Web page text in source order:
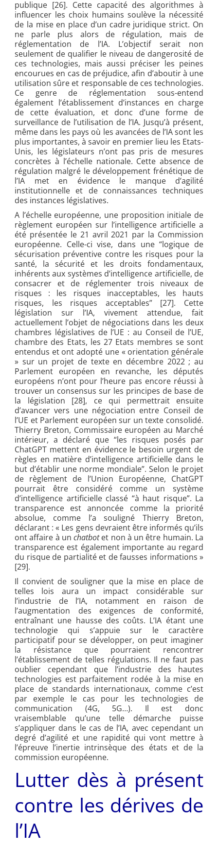
publique [26]. Cette capacité des algorithmes à
influencer les choix humains soulève la nécessité
de la mise en place d’un cadre juridique strict. On
ne parle plus alors de régulation, mais de
réglementation de l’IA. L’objectif serait non
seulement de qualifier le niveau de dangerosité de
ces technologies, mais aussi préciser les peines
encourues en cas de préjudice, afin d’aboutir à une
utilisation sûre et responsable de ces technologies.
Ce genre de réglementation sous-entend
également l’établissement d’instances en charge
de cette évaluation, et donc d’une forme de
surveillance de l’utilisation de l’IA. Jusqu’à présent,
même dans les pays où les avancées de l’IA sont les
plus importantes, à savoir en premier lieu les Etats-
Unis, les législateurs n’ont pas pris de mesures
concrètes à l’échelle nationale. Cette absence de
régulation malgré le développement frénétique de
l’IA met en évidence le manque d’agilité
institutionnelle et de connaissances techniques
des instances législatives.
A l’échelle européenne, une proposition initiale de
règlement européen sur l’intelligence artificielle a
été présentée le 21 avril 2021 par la Commission
européenne. Celle-ci vise, dans une “logique de
sécurisation préventive contre les risques pour la
santé, la sécurité et les droits fondamentaux,
inhérents aux systèmes d’intelligence artificielle, de
consacrer et de réglementer trois niveaux de
risques : les risques inacceptables, les hauts
risques, les risques acceptables” [27]. Cette
législation sur l’IA, vivement attendue, fait
actuellement l’objet de négociations dans les deux
chambres législatives de l’UE : au Conseil de l’UE,
chambre des Etats, les 27 Etats membres se sont
entendus et ont adopté une « orientation générale
» sur un projet de texte en décembre 2022 ; au
Parlement européen en revanche, les députés
européens n’ont pour l’heure pas encore réussi à
trouver un consensus sur les principes de base de
la législation [28], ce qui permettrait ensuite
d’avancer vers une négociation entre Conseil de
l’UE et Parlement européen sur un texte consolidé.
Thierry Breton, Commissaire européen au Marché
intérieur, a déclaré que “les risques posés par
ChatGPT mettent en évidence le besoin urgent de
règles en matière d’intelligence artificielle dans le
but d’établir une norme mondiale”. Selon le projet
de règlement de l’Union Européenne, ChatGPT
pourrait être considéré comme un système
d’intelligence artificielle classé “à haut risque”. La
transparence est annoncée comme la priorité
absolue, comme l’a souligné Thierry Breton,
déclarant : « Les gens devraient être informés qu’ils
ont affaire à unchatbotet non à un être humain. La
transparence est également importante au regard
du risque de partialité et de fausses informations »
[29].
Il convient de souligner que la mise en place de
telles lois aura un impact considérable sur
l’industrie de l’IA, notamment en raison de
l’augmentation des exigences de conformité,
entraînant une hausse des coûts. L’IA étant une
technologie qui s’appuie sur le caractère
participatif pour se développer, on peut imaginer
la résistance que pourraient rencontrer
l’établissement de telles régulations. Il ne faut pas
oublier cependant que l’industrie des hautes
technologies est parfaitement rodée à la mise en
place de standards internationaux, comme c’est
par exemple le cas pour les technologies de
communication (4G, 5G…). Il est donc
vraisemblable qu’une telle démarche puisse
s’appliquer dans le cas de l’IA, avec cependant un
degré d’agilité et une rapidité qui vont mettre à
l’épreuve l’inertie intrinsèque des états et de la
commission européenne.
Lutter dès à présent
contre les dérives de
l’IA